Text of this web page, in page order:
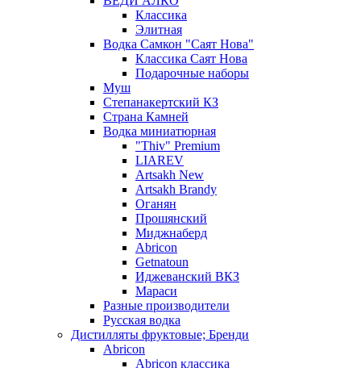
Классика
Элитная
Водка Самкон "Саят Нова"
Классика Саят Нова
Подарочные наборы
Муш
Степанакертский КЗ
Страна Камней
Водка миниатюрная
"Thiv" Premium
LIAREV
Artsakh New
Artsakh Brandy
Оганян
Прошянский
Миджнаберд
Abricon
Getnatoun
Иджеванский ВКЗ
Мараси
Разные производители
Русская водка
Дистилляты фруктовые; Бренди
Abricon
Abricon классика